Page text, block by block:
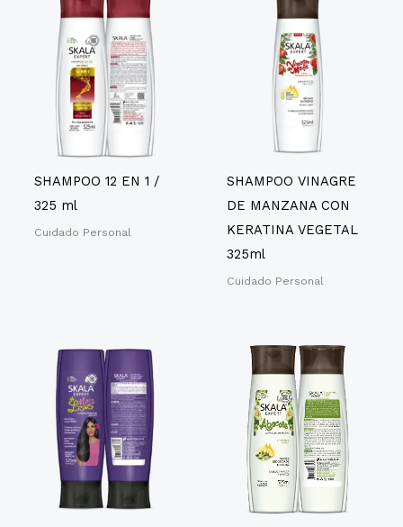
SHAMPOO 12 EN 1 /
325 ml
Cuidado Personal
SHAMPOO VINAGRE
DE MANZANA CON
KERATINA VEGETAL
325ml
Cuidado Personal